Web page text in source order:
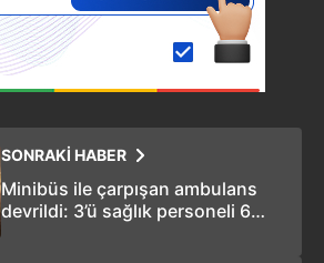
SONRAKİ HABER
Minibüs ile çarpışan ambulans
devrildi: 3’ü sağlık personeli 6